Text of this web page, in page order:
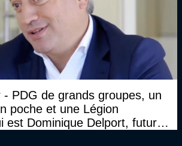
- PDG de grands groupes, un
poche et une Légion
est Dominique Delport, futur